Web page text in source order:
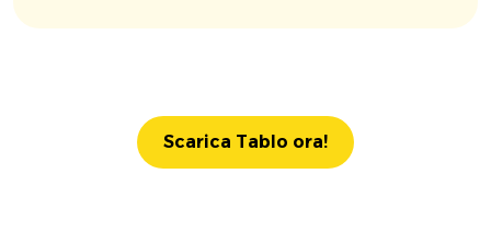
Scarica Tablo ora!